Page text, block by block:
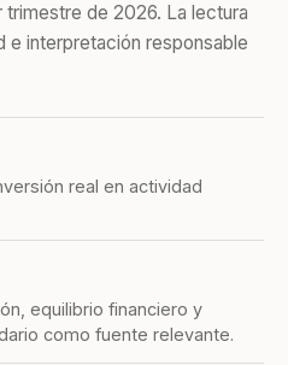
trimestre de 2026. La lectura
e interpretación responsable
real en actividad
equilibrio financiero y
como fuente relevante.